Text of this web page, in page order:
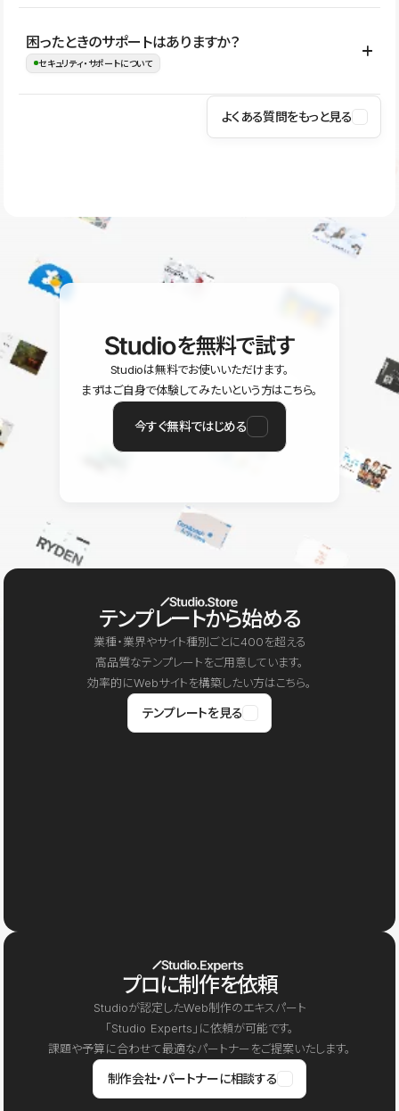
ながらレイアウトに影響を与えずに更新作業を進めやすくなりま
す。
Studioでは、公開サイトやサービスを安全に利用できるよう、通信
の暗号化、データ保護、アクセス管理、脆弱性対策など、複数の観
はSSL/TLSによる通信暗号化に対応しており、悪質なスクリプトの
困ったときのサポートはありますか？
セキュリティ・サポートについて
操作方法や機能については、ヘルプセンターでご確認いただけま
ユーザー同士で質問・相談できるコミュニティもご利用ください。
よくある質問をもっと見る
を無料で試す
Studioは無料でお使いいただけます。
まずはご自身で体験してみたいという方はこちら。
今すぐ無料ではじめる
テンプレートから始める
業種・業界やサイト種別ごとに400を超える
高品質なテンプレートをご用意しています。
効率的にWebサイトを構築したい方はこちら。
テンプレートを見る
プロに制作を依頼
Studioが認定したWeb制作のエキスパート
「Studio Experts」に依頼が可能です。
課題や予算に合わせて最適なパートナーをご提案いたします。
制作会社・パートナーに相談する